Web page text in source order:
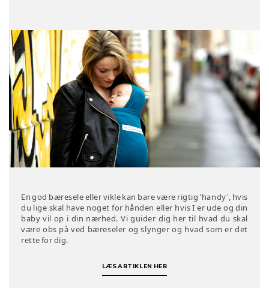
En god bæresele eller vikle kan bare være rigtig 'handy', hvis
du lige skal have noget for hånden eller hvis I er ude og din
baby vil op i din nærhed. Vi guider dig her til hvad du skal
være obs på ved bæreseler og slynger og hvad som er det
rette for dig.​​​​​​​
LÆS ARTIKLEN HER